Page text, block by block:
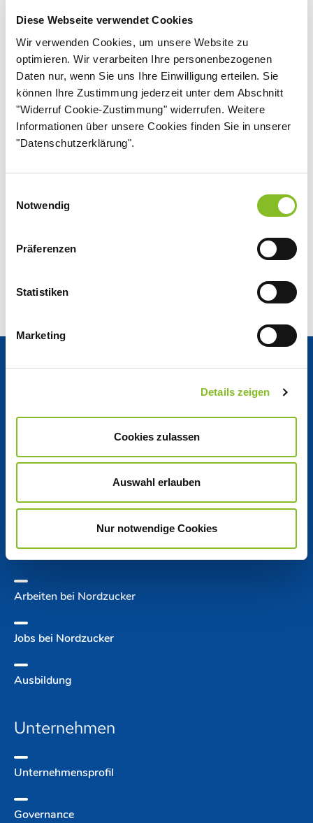
Diese Webseite verwendet Cookies
Wir verwenden Cookies, um unsere Website zu
optimieren. Wir verarbeiten Ihre personenbezogenen
Daten nur, wenn Sie uns Ihre Einwilligung erteilen. Sie
können Ihre Zustimmung jederzeit unter dem Abschnitt
"Widerruf Cookie-Zustimmung" widerrufen. Weitere
Informationen über unsere Cookies finden Sie in unserer
"Datenschutzerklärung".
Notwendig
Präferenzen
Statistiken
Marketing
Details zeigen
Cookies zulassen
Auswahl erlauben
Nur notwendige Cookies
Officer External Communications
Geschäftsbericht
Aktuelles
News Center
Nordzucker Post
Kennzahlen auf einen Blick
Jobs
Arbeiten bei Nordzucker
Jobs bei Nordzucker
Ausbildung
Unternehmen
Unternehmens­profil
Governance